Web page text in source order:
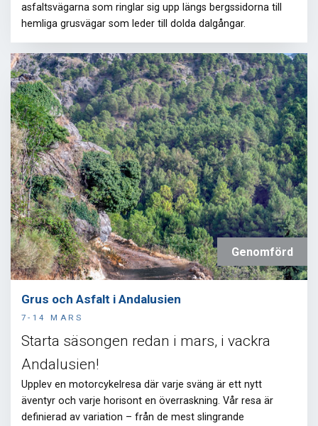
asfaltsvägarna som ringlar sig upp längs bergssidorna till
hemliga grusvägar som leder till dolda dalgångar.
Genomförd
Grus och Asfalt i Andalusien
7-14 MARS
Starta säsongen redan i mars, i vackra
Andalusien!
Upplev en motorcykelresa där varje sväng är ett nytt
äventyr och varje horisont en överraskning. Vår resa är
definierad av variation – från de mest slingrande